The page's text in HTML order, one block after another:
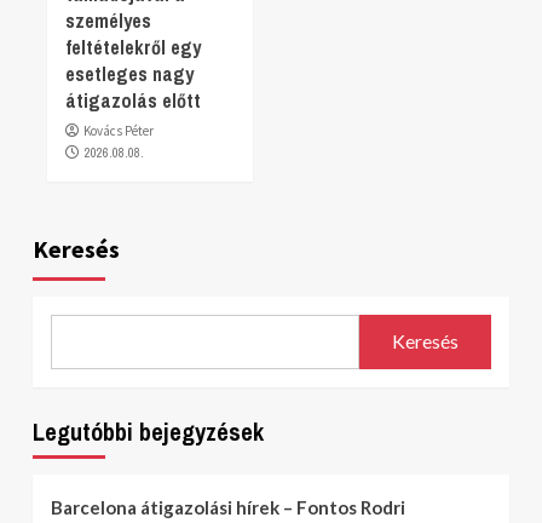
személyes
feltételekről egy
esetleges nagy
átigazolás előtt
Kovács Péter
2026.08.08.
Keresés
Keresés
Legutóbbi bejegyzések
Barcelona átigazolási hírek – Fontos Rodri